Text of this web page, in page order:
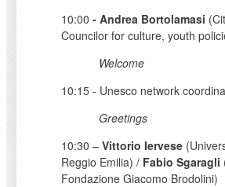
10:00- Andrea Bortolamasi
Councilor for culture, youth
Welcome
10:15 - Unesco network
Greetings
10:30 –Vittorio Iervese
Reggio Emilia) / Fabio Sgaragli
Fondazione Giacomo Brodolini)